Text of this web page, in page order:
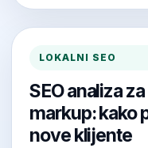
LOKALNI SEO
SEO analiza
markup: kako
nove klijente